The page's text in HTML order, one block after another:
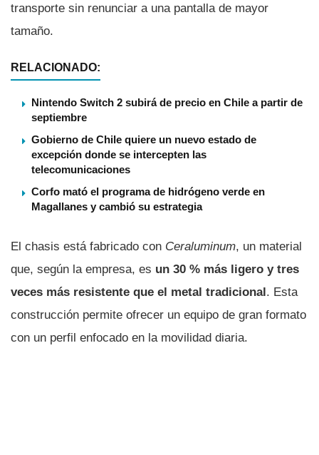
transporte sin renunciar a una pantalla de mayor
tamaño.
RELACIONADO:
Nintendo Switch 2 subirá de precio en Chile a partir de
septiembre
Gobierno de Chile quiere un nuevo estado de
excepción donde se intercepten las
telecomunicaciones
Corfo mató el programa de hidrógeno verde en
Magallanes y cambió su estrategia
El chasis está fabricado con Ceraluminum, un material
que, según la empresa, es un 30 % más ligero y tres
veces más resistente que el metal tradicional. Esta
construcción permite ofrecer un equipo de gran formato
con un perfil enfocado en la movilidad diaria.